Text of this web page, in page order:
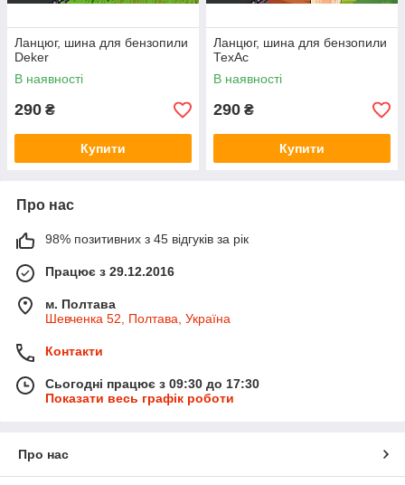
Ланцюг, шина для бензопили
Deker
В наявності
290 ₴
Купити
Ланцюг, шина для бензопили
ТехАс
В наявності
290 ₴
Купити
Про нас
98% позитивних з 45 відгуків за рік
Працює з 29.12.2016
м. Полтава
Шевченка 52, Полтава, Україна
Контакти
Сьогодні працює з 09:30 до 17:30
Показати весь графік роботи
Про нас